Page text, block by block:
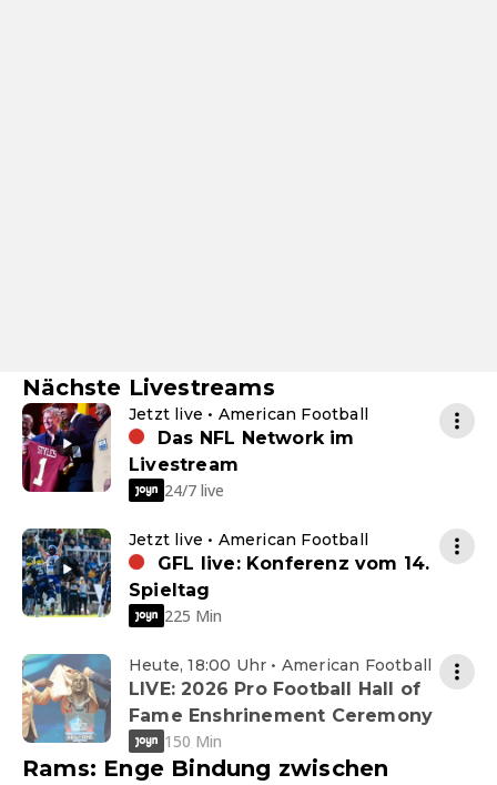
Nächste Livestreams
Jetzt live • American Football
Das NFL Network im
Livestream
24/7 live
Jetzt live • American Football
GFL live: Konferenz vom 14.
Spieltag
225 Min
Heute, 18:00 Uhr • American Football
LIVE: 2026 Pro Football Hall of
Fame Enshrinement Ceremony
150 Min
Rams: Enge Bindung zwischen